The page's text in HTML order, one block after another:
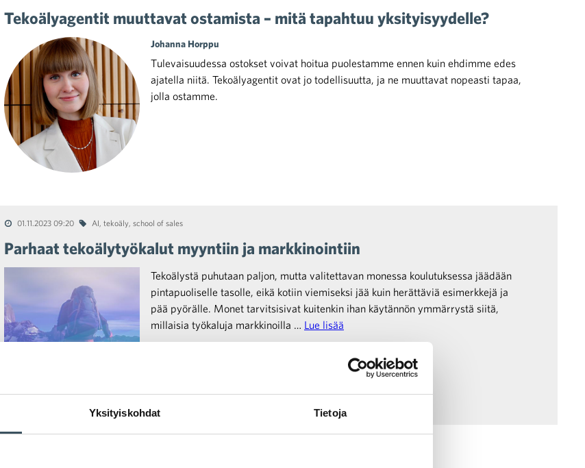
Yksityiskohdat Tietoja
Tekoälyagentit muuttavat ostamista – mitä tapahtuu yksityisyydelle?
Johanna Horppu
Tulevaisuudessa ostokset voivat hoitua puolestamme ennen kuin ehdimme edes
ajatella niitä. Tekoälyagentit ovat jo todellisuutta, ja ne muuttavat nopeasti tapaa,
jolla ostamme.
01.11.2023 09:20 AI, tekoäly, school of sales
Parhaat tekoälytyökalut myyntiin ja markkinointiin
Tekoälystä puhutaan paljon, mutta valitettavan monessa koulutuksessa jäädään
pintapuoliselle tasolle, eikä kotiin viemiseksi jää kuin herättäviä esimerkkejä ja
pää pyörälle. Monet tarvitsisivat kuitenkin ihan käytännön ymmärrystä siitä,
millaisia työkaluja markkinoilla … Lue lisää